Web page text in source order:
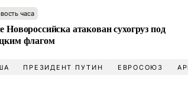
часа
Новороссийска атакован сухогруз под
флагом
ПРЕЗИДЕНТ ПУТИН ЕВРОСОЮЗ